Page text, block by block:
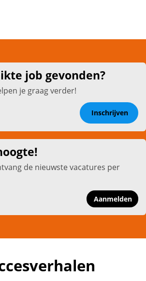
job gevonden?
je graag verder!
Inschrijven
de nieuwste vacatures per
Aanmelden